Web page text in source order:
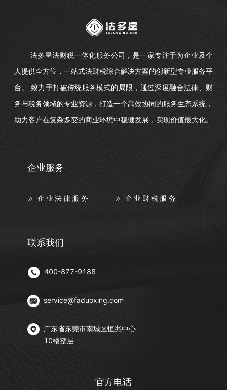
法多星法财税一体化服务公司，是一家专注于为企业及个
人提供全方位，一站式法财税综合解决方案的创新型专业服务平
台。 致力于打破传统服务模式的局限，通过深度融合法律、财
务与税务领域的专业资源，打造一个高效协同的服务生态系统，
助力客户在复杂多变的商业环境中稳健发展，实现价值最大化。
企业服务
企业法律服务 企业财税服务
联系我们
400-877-9188
service@faduoxing.com
广东省东莞市南城区恒兆中心
10楼整层
官方电话